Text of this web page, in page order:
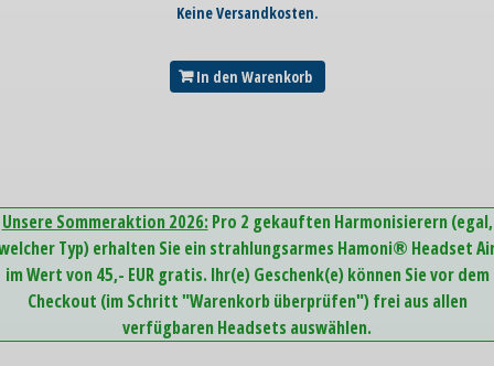
Keine Versandkosten.
In den Warenkorb
Unsere Sommeraktion 2026: Pro 2 gekauften Harmonisierern (egal,
Typ) erhalten Sie ein strahlungsarmes Hamoni® Headset
im Wert von 45,- EUR gratis. Ihr(e) Geschenk(e) können Sie vor dem
Checkout (im Schritt "Warenkorb überprüfen") frei aus allen
verfügbaren Headsets auswählen.